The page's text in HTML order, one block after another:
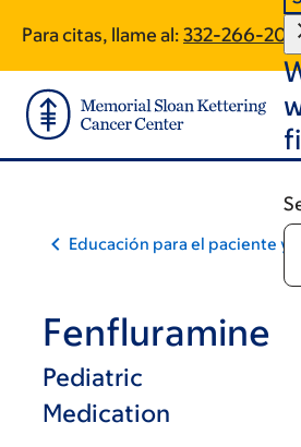
main
content
footer
Para citas, llame al: 332-266-
Educación para el paciente y
Fenfluramine
Pediatric
Medication